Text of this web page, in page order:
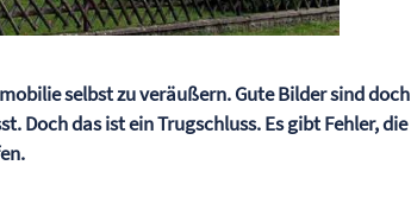
selbst zu veräußern. Gute Bilder sind doch
Doch das ist ein Trugschluss. Es gibt Fehler, die